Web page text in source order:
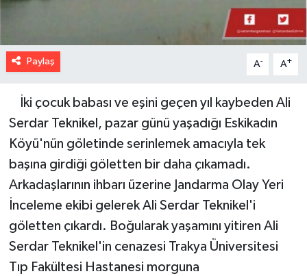
Paylaş A- A+
İki çocuk babası ve eşini geçen yıl kaybeden Ali
Serdar Teknikel, pazar günü yaşadığı Eskikadın
Köyü'nün göletinde serinlemek amacıyla tek
başına girdiği göletten bir daha çıkamadı.
Arkadaşlarının ihbarı üzerine Jandarma Olay Yeri
İnceleme ekibi gelerek Ali Serdar Teknikel'i
göletten çıkardı. Boğularak yaşamını yitiren Ali
Serdar Teknikel'in cenazesi Trakya Üniversitesi
Tıp Fakültesi Hastanesi morguna